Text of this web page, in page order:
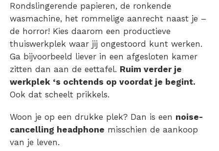
Rondslingerende papieren, de ronkende
wasmachine, het rommelige aanrecht naast je –
de horror! Kies daarom een productieve
thuiswerkplek waar jij ongestoord kunt werken.
Ga bijvoorbeeld liever in een afgesloten kamer
zitten dan aan de eettafel. Ruim verder je
werkplek ‘s ochtends op voordat je begint.
Ook dat scheelt prikkels.
Woon je op een drukke plek? Dan is een noise-
cancelling headphone misschien de aankoop
van je leven.